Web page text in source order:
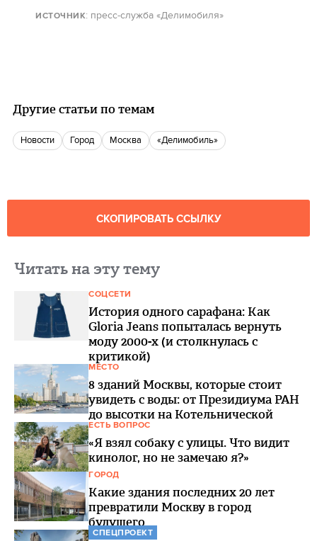
ИСТОЧНИК: пресс-служба «Делимобиля»
Другие статьи по темам
новости город Москва «Делимобиль»
СКОПИРОВАТЬ ССЫЛКУ
Читать на эту тему
СОЦСЕТИ
История одного сарафана: Как
Gloria Jeans попыталась вернуть
моду 2000-х (и столкнулась с
критикой)
МЕСТО
8 зданий Москвы, которые стоит
увидеть с воды: от Президиума РАН
до высотки на Котельнической
ЕСТЬ ВОПРОС
«Я взял собаку с улицы. Что видит
кинолог, но не замечаю я?»
ГОРОД
Какие здания последних 20 лет
превратили Москву в город
будущего
СПЕЦПРОЕКТ